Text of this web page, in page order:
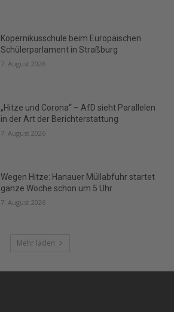
Kopernikusschule beim Europäischen
Schülerparlament in Straßburg
7. August 2026
„Hitze und Corona“ – AfD sieht Parallelen
in der Art der Berichterstattung
7. August 2026
Wegen Hitze: Hanauer Müllabfuhr startet
ganze Woche schon um 5 Uhr
7. August 2026
Mehr laden